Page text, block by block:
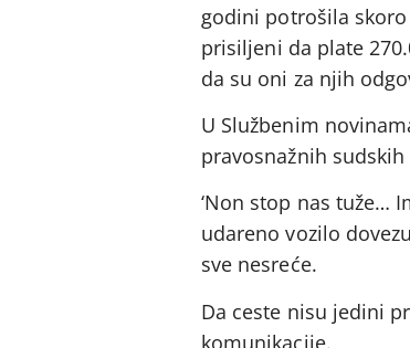
godini potrošila
prisiljeni da plate
da su oni za njih
U Službenim
pravosnažnih
‘Non stop nas tuže…
udareno vozilo
sve nesreće.
Da ceste nisu jedini
komunikacije.